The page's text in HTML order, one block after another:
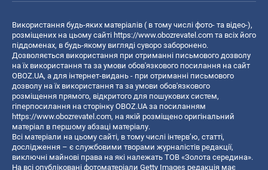
Використання будь-яких матеріалів ( в тому числі фото- та відео-),
розміщених на цьому сайті https://www.obozrevatel.com та всіх його
піддоменах, в будь-якому вигляді суворо заборонено.
Дозволяється використання при отриманні письмового дозволу
на їх використання та за умови обов'язкового посилання на сайт
OBOZ.UA, а для інтернет-видань - при отриманні письмового
дозволу на їх використання та за умови обов'язкового
розміщення прямого, відкритого для пошукових систем,
гіперпосилання на сторінку OBOZ.UA за посиланням
https://www.obozrevatel.com, на якій розміщено оригінальний
матеріал в першому абзаці матеріалу.
Всі матеріали на цьому сайті, в тому числі інтерв’ю, статті,
дослідження – є службовими творами журналістів редакції,
виключні майнові права на які належать ТОВ «Золота середина».
На всі опубліковані фотоматеріали Getty Images редакція має